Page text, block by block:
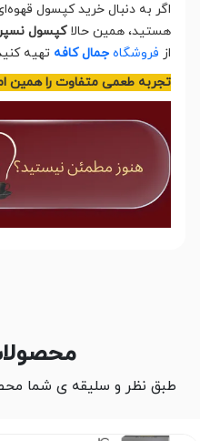
اگر به دنبال خرید کپسول
هستید، همین حالاکپسول
از فروشگاه جمال کافه تهیه
تجربه طعمی متفاوت را همین
طبق نظر و سلیقه ی شما